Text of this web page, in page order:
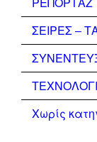
ΣΕΙΡΕΣ –
Χωρίς